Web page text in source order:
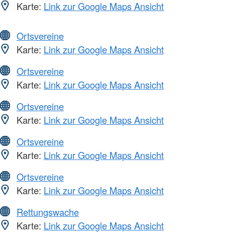
Karte: Link zur Google Maps Ansicht
Ortsvereine
Karte: Link zur Google Maps Ansicht
Ortsvereine
Karte: Link zur Google Maps Ansicht
Ortsvereine
Karte: Link zur Google Maps Ansicht
Ortsvereine
Karte: Link zur Google Maps Ansicht
Ortsvereine
Karte: Link zur Google Maps Ansicht
Rettungswache
Karte: Link zur Google Maps Ansicht